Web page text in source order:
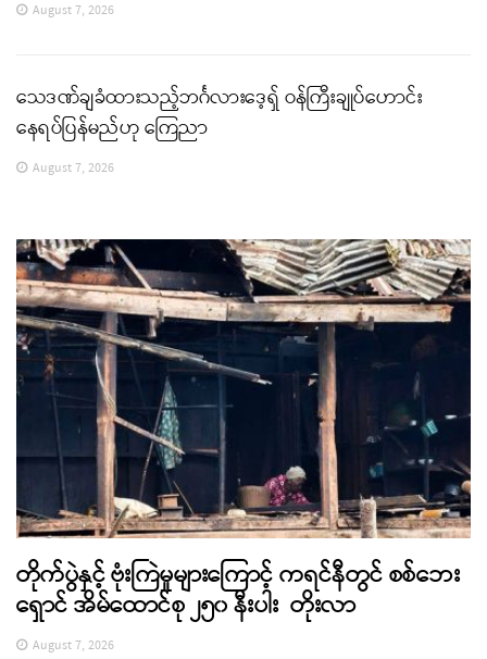
August 7, 2026
သေဒဏ်ချခံထားသည့်ဘင်္ဂလားဒေ့ရှ် ဝန်ကြီးချုပ်ဟောင်း
နေရပ်ပြန်မည်ဟု ကြေညာ
August 7, 2026
တိုက်ပွဲနှင့် ဗုံးကြဲမှုများကြောင့် ကရင်နီတွင် စစ်ဘေး
ရှောင် အိမ်ထောင်စု ၂၅၀ နီးပါး တိုးလာ
August 7, 2026